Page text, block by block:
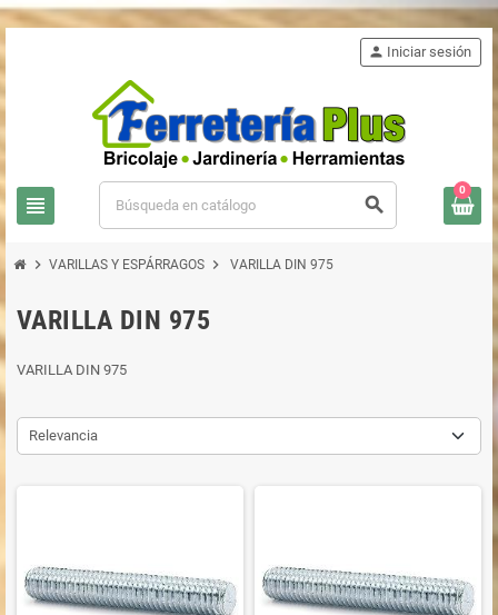
view_headline search
person Iniciar sesión
0
chevron_right VARILLAS Y ESPÁRRAGOS chevron_right VARILLA DIN 975
VARILLA DIN 975
VARILLA DIN 975
Relevancia